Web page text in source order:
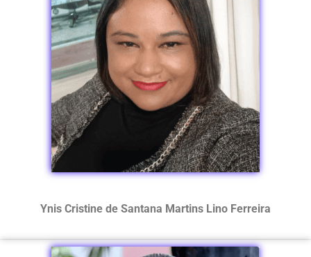
Ynis Cristine de Santana Martins Lino Ferreira